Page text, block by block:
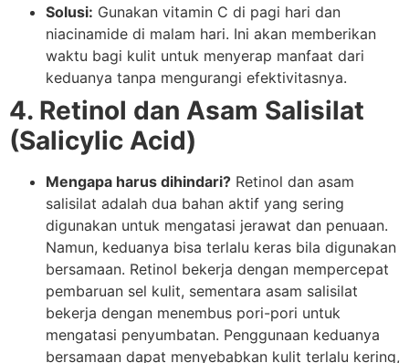
Solusi: Gunakan vitamin C di pagi hari dan
niacinamide di malam hari. Ini akan memberikan
waktu bagi kulit untuk menyerap manfaat dari
keduanya tanpa mengurangi efektivitasnya.
4. Retinol dan Asam Salisilat
(Salicylic Acid)
Mengapa harus dihindari? Retinol dan asam
salisilat adalah dua bahan aktif yang sering
digunakan untuk mengatasi jerawat dan penuaan.
Namun, keduanya bisa terlalu keras bila digunakan
bersamaan. Retinol bekerja dengan mempercepat
pembaruan sel kulit, sementara asam salisilat
bekerja dengan menembus pori-pori untuk
mengatasi penyumbatan. Penggunaan keduanya
bersamaan dapat menyebabkan kulit terlalu kering,